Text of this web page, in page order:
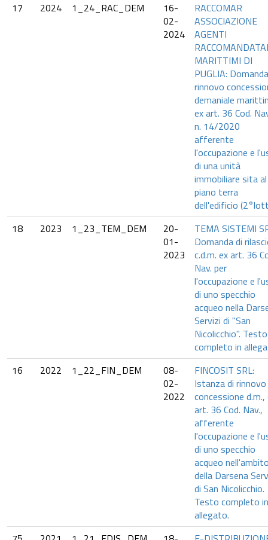
17
2024 1_24_RAC_DEM
16-
02-
2024
RACCOMAR
ASSOCIAZIONE
AGENTI
MARITTIMI DI
PUGLIA:
rinnovo
demaniale
ex art. 36 Cod.
n. 14/2020
afferente
l'occupazione e
di una unità
immobiliare sita al
piano terra
dell'edificio
18
2023 1_23_TEM_DEM
20-
01-
2023
TEMA SISTEMI
Domanda di
c.d.m. ex art. 36
Nav. per
l'occupazione e
di uno specchio
acqueo nella
Servizi di "San
Nicolicchio". Testo
completo in
16
2022 1_22_FIN_DEM
08-
02-
2022
FINCOSIT SRL:
Istanza di rinnovo
concessione d.m.,
art. 36 Cod. Nav.,
afferente
l'occupazione e
di uno specchio
acqueo
della Darsena
di San Nicolicchio.
Testo completo in
allegato.